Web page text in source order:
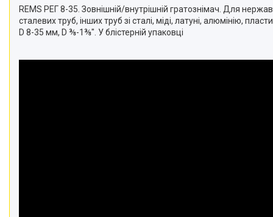
REMS РЕГ 8-35. Зовнішній/внутрішній гратознімач. Для
сталевих труб, інших труб зі сталі, міді, латуні, алюмінію,
D 8-35 мм, D ⅜-1⅜". У блістерній упаковці